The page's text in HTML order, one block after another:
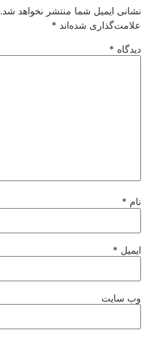
نشانی ایمیل شما منتشر نخواهد شد.
علامت‌گذاری شده‌اند *
دیدگاه *
نام *
ایمیل *
وب‌ سایت